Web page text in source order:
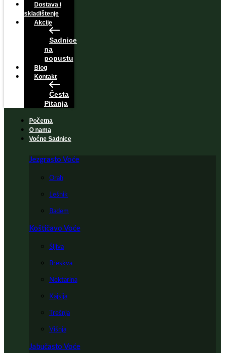
Dostava i
skladištenje
Akcije
Sadnice
na
popustu
Blog
Kontakt
Česta
Pitanja
Početna
O nama
Voćne Sadnice
Jezgrasto Voće
Orah
Lešnik
Badem
Koštičavo Voće
Šljiva
Breskva
Nektarina
Kajsija
Trešnja
Višnja
Jabučasto Voće